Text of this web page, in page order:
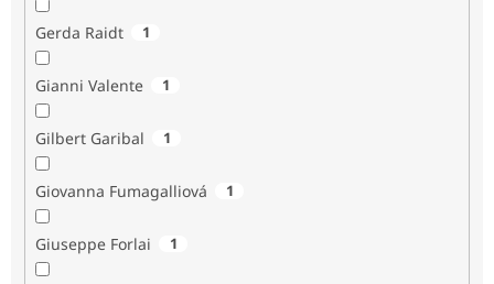
Gerda Raidt 1
Gianni Valente 1
Gilbert Garibal 1
Giovanna Fumagalliová 1
Giuseppe Forlai 1